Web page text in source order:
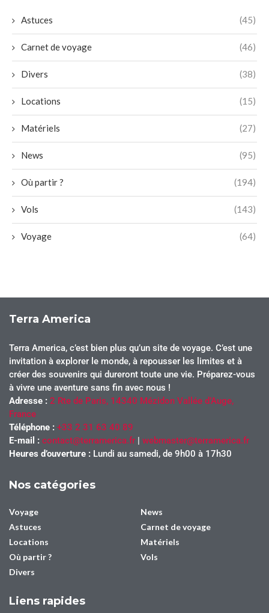
Astuces (45)
Carnet de voyage (46)
Divers (38)
Locations (15)
Matériels (27)
News (95)
Où partir ? (194)
Vols (143)
Voyage (64)
Terra America
Terra America, c’est bien plus qu’un site de voyage. C’est une
invitation à explorer le monde, à repousser les limites et à
créer des souvenirs qui dureront toute une vie. Préparez-vous
à vivre une aventure sans fin avec nous !
Adresse : 2 Rte de Paris, 14340 Mézidon Vallée d’Auge,
France
Téléphone : +33 2 31 63 40 89
E-mail : contact@terramerica.fr | webmaster@terramerica.fr
Heures d’ouverture : Lundi au samedi, de 9h00 à 17h30
Nos catégories
Voyage
News
Astuces
Carnet de voyage
Locations
Matériels
Où partir ?
Vols
Divers
Liens rapides